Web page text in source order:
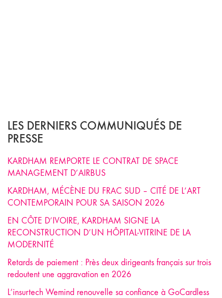
LES DERNIERS COMMUNIQUÉS DE
PRESSE
KARDHAM REMPORTE LE CONTRAT DE SPACE
MANAGEMENT D’AIRBUS
KARDHAM, MÉCÈNE DU FRAC SUD – CITÉ DE L’ART
CONTEMPORAIN POUR SA SAISON 2026
EN CÔTE D’IVOIRE, KARDHAM SIGNE LA
RECONSTRUCTION D’UN HÔPITAL-VITRINE DE LA
MODERNITÉ
Retards de paiement : Près deux dirigeants français sur trois
redoutent une aggravation en 2026
L’insurtech Wemind renouvelle sa confiance à GoCardless